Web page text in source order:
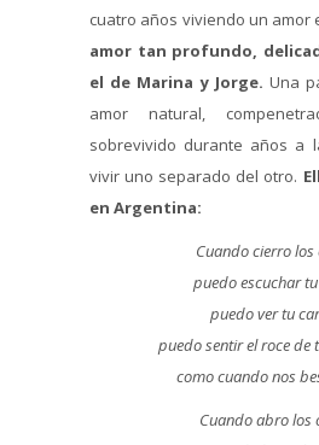
cuatro años viviendo un amor
amor tan profundo,
el de Marina y Jorge. Una
amor natural,
sobrevivido durante años a
vivir uno separado del otro.
en Argentina:
Cuando cierro los
puedo escuchar
puedo ver tu
puedo sentir el roce de
como cuando nos
Cuando abro los